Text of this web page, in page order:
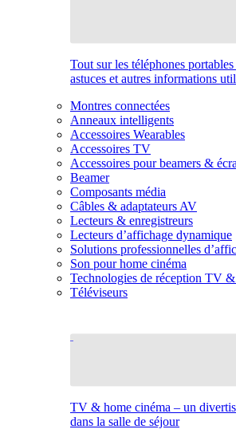
Tout sur les téléphones
astuces et autres informations
Montres connectées
Anneaux intelligents
Accessoires Wearables
Accessoires TV
Accessoires pour beamers &
Beamer
Composants média
Câbles & adaptateurs AV
Lecteurs & enregistreurs
Lecteurs d’affichage dynamique
Solutions professionnelles
Son pour home cinéma
Technologies de réception TV
Téléviseurs
TV & home cinéma – un
dans la salle de séjour